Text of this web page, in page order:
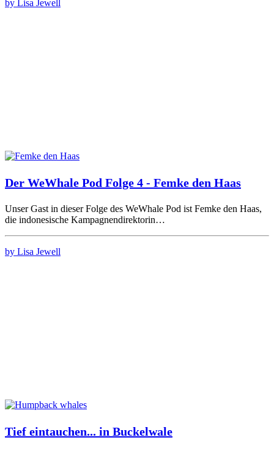
by Lisa Jewell
Der WeWhale Pod Folge 4 - Femke den Haas
Unser Gast in dieser Folge des WeWhale Pod ist Femke den Haas,
die indonesische Kampagnendirektorin…
by Lisa Jewell
Tief eintauchen... in Buckelwale